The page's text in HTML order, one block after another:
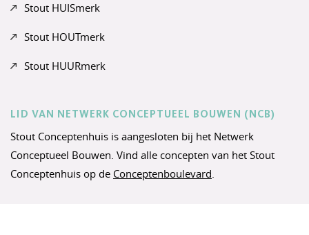
Stout HUISmerk
Stout HOUTmerk
Stout HUURmerk
LID VAN NETWERK CONCEPTUEEL BOUWEN (NCB)
Stout Conceptenhuis is aangesloten bij het Netwerk
Conceptueel Bouwen. Vind alle concepten van het Stout
Conceptenhuis op de Conceptenboulevard.